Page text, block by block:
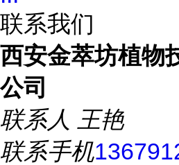
联系我们
西安金萃坊植物
公司
联系人 王艳
联系手机